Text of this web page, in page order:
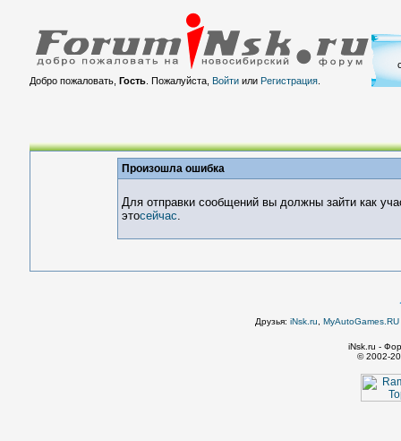
Добро пожаловать, Гость. Пожалуйста, Войтиили Регистрация.
Произошла ошибка
Для отправки сообщений вы должны зайти как
этосейчас.
Друзья: iNsk.ru
iNsk.ru -
© 2002-